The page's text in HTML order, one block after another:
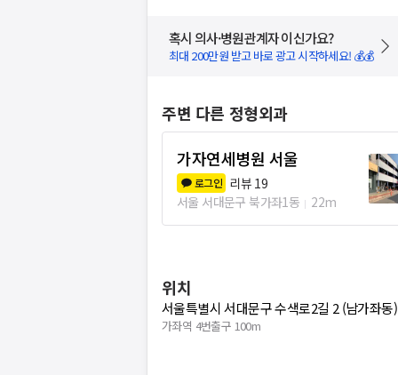
혹시 의사·병원관계자 이신가요?
최대 200만원 받고 바로 광고 시작하세요! 💰💰
주변 다른 정형외과
가자연세병원 서울
로그인 리뷰 19
서울 서대문구 북가좌1동
22m
위치
서울특별시 서대문구 수색로2길 2 (남가좌동)
가좌역 4번출구 100m